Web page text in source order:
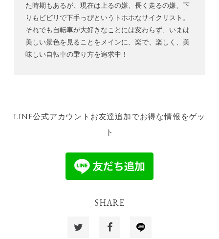
た時期もあるが、現在は上るの嫌、長く走るの嫌、下
りもビビリで下手っぴというトホホなサイクリスト。
それでも自転車が大好きなことには変わらず、いまは
美しい景色を見ることをメインに、楽で、楽しく、美
味しい自転車の乗り方を追求中！
LINE公式アカウントお友達追加でお得な情報をゲッ
ト
SHARE